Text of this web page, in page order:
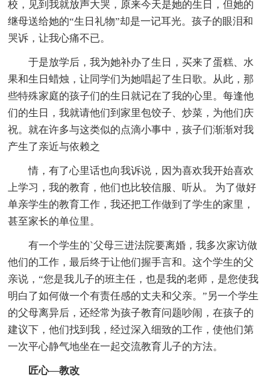
校，见到我就放声大哭，原来今天是她的生日，但她的
继母送给她的“生日礼物”却是一记耳光。孩子的眼泪和
哭诉，让我心痛不已。
于是放学后，我为她补办了生日，买来了蛋糕、水
果和生日蜡烛，让同学们为她唱起了生日歌。从此，那
些特殊家庭的孩子们的生日就记在了我的心里。每逢他
们的生日，我就请他们到家里包饺子、炒菜，为他们庆
祝。就在许多与这类似的点滴小事中，孩子们渐渐对我
产生了亲近与依赖之
情，有了心里话也向我诉说，因为喜欢我开始喜欢
上学习，我的教育，他们也比较信服、听从。 为了做好
单亲学生的教育工作，我还把工作做到了学生的家里，
甚至家长的单位里。
有一个学生的`父母三进法院要离婚，我多次家访做
他们的工作，最后终于让他们握手言和。这个学生的父
亲说，“您是我儿子的班主任，也是我的老师，是您使我
明白了如何做一个有责任感的丈夫和父亲。”另一个学生
的父母离异后，还经常为孩子教育问题吵闹，在孩子的
建议下，他们找到我，经过深入细致的工作，使他们第
一次平心静气地坐在一起交流教育儿子的方法。
匠心—教改